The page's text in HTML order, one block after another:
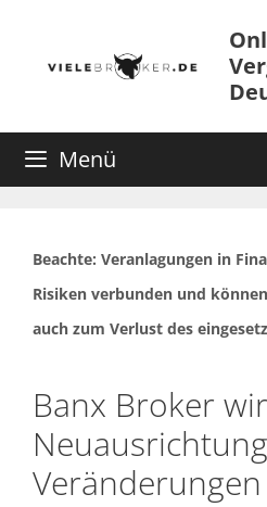
springen
Menü
Beachte: Veranlagungen in
Risiken verbunden und
auch zum Verlust des
Banx Broker
Veränderungen